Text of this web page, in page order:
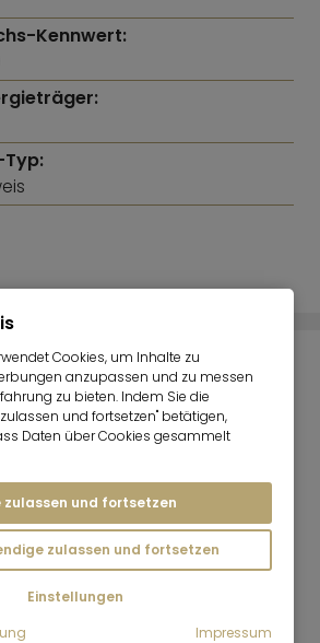
Kennwert:
Typ:
Cookies, um Inhalte zu
anzupassen und zu messen
zu bieten. Indem Sie die
und fortsetzen" betätigen,
Daten über Cookies gesammelt
zulassen und fortsetzen
zulassen und fortsetzen
Einstellungen
Impressum